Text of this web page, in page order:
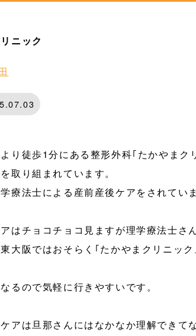
ニック
り徒歩1分にある整形外科｢たかやまク
取り組まれています。
療法士による産前産後ケアをされていま
はチョコチョコ見ますが理学療法士さ
大阪ではおそらく｢たかやまクリニック
るので気軽に行きやすいです。
アは旦那さんにはなかなか理解できて